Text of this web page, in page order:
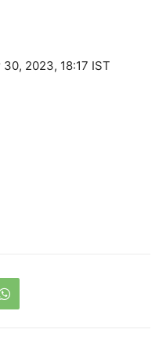
2023, 18:17 IST